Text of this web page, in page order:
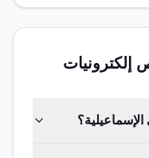
إلكترونيات